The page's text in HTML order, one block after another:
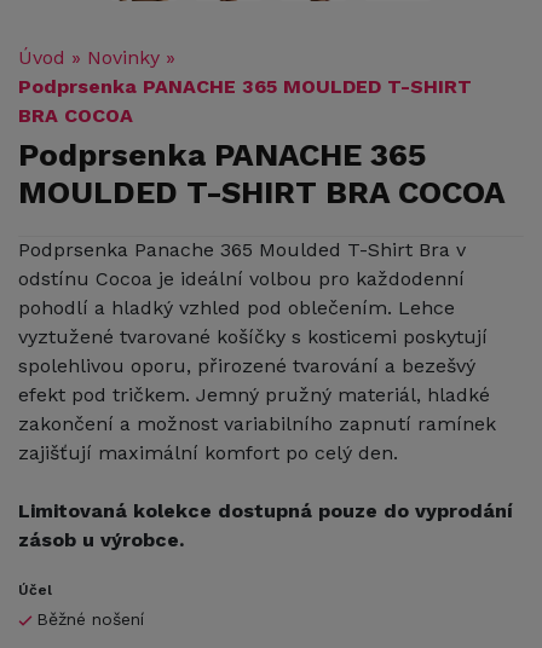
Úvod » Novinky »
Podprsenka PANACHE 365 MOULDED T-SHIRT
BRA COCOA
Podprsenka PANACHE 365
MOULDED T-SHIRT BRA COCOA
Podprsenka Panache 365 Moulded T-Shirt Bra v
odstínu Cocoa je ideální volbou pro každodenní
pohodlí a hladký vzhled pod oblečením. Lehce
vyztužené tvarované košíčky s kosticemi poskytují
spolehlivou oporu, přirozené tvarování a bezešvý
efekt pod tričkem. Jemný pružný materiál, hladké
zakončení a možnost variabilního zapnutí ramínek
zajišťují maximální komfort po celý den.
Limitovaná kolekce dostupná pouze do vyprodání
zásob u výrobce.
Účel
Běžné nošení